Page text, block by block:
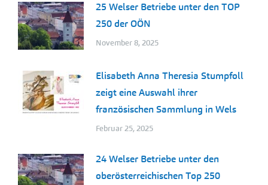
25 Welser Betriebe unter den TOP
250 der OÖN
November 8, 2025
Elisabeth Anna Theresia Stumpfoll
zeigt eine Auswahl ihrer
französischen Sammlung in Wels
Februar 25, 2025
24 Welser Betriebe unter den
oberösterreichischen Top 250